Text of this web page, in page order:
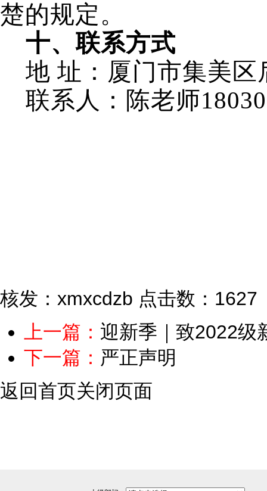
楚的规定。
十、联系方式
地 址：厦门市集美区
联系人：陈老师
核发：xmxcdzb 点击数：1627
上一篇： 迎新季｜致2022级
下一篇： 严正声明
返回首页关闭页面